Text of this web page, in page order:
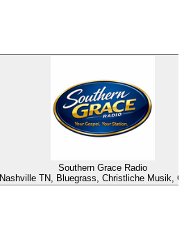
Southern Grace Radio
Nashville TN, Bluegrass, Christliche Musik,